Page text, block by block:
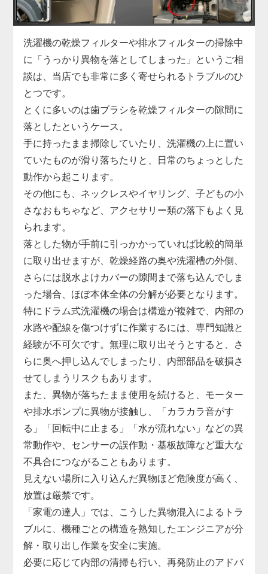
「家電の達人」では、こうした水漏れに対して洗濯
機を分解しての内部点検を実施し、漏れの原因箇所
を正確に特定。
部品の交換から再接続、シーリングの補修まで迅速
に対応します。
縦型・ドラム式問わず、各メーカーの機種に対応し
ており、最短即日での訪問も可能です。
小さな水漏れでも早めの対処が肝心。
気になる症状があれば、まずはお気軽にご相談くだ
さい。
洗濯機の乾燥フィルターや排水フィルターの掃除中
に「うっかり異物を落としてしまった」というご相
談は、当店でも非常に多く寄せられるトラブルのひ
とつです。
とくに多いのは歯ブラシを乾燥フィルターの隙間に
落としたというケース。
手に持ったまま掃除していたり、洗濯機の上に置い
ていたものが滑り落ちたりと、日常のちょっとした
動作から起こります。
その他にも、ネックレスやイヤリング、子どもの小
さなおもちゃなど、アクセサリー類の落下もよく見
られます。
落とした物が手前に引っかかっていれば比較的簡単
に取り出せますが、乾燥経路の奥や洗濯槽の外側、
さらには脱水よけカバーの隙間まで落ち込んでしま
った場合、ほぼ本体全体の分解が必要となります。
特にドラム式洗濯機の場合は構造が複雑で、内部の
水路や配線を傷つけずに作業するには、専門知識と
経験が不可欠です。無理に取り出そうとすると、さ
らに奥へ押し込んでしまったり、内部部品を破損さ
せてしまうリスクもあります。
また、異物が落ちたまま使用を続けると、モーター
や排水ポンプに異物が接触し、「カラカラ音がす
る」「回転中に止まる」「水が流れない」などの異
常動作や、センサーの誤作動・基板故障など重大な
不具合につながることもあります。
見えない場所に入り込んだ異物ほど危険度が高く、
放置は厳禁です。
「家電の達人」では、こうした異物混入によるトラ
ブルに、機種ごとの構造を熟知したエンジニアが分
解・取り出し作業を安全に実施。
必要に応じて内部の清掃も行い、再発防止のアドバ